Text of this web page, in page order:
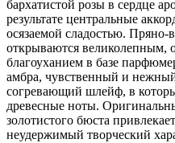
бархатистой розы в сердце
результате центральные
осязаемой сладостью.
открываются великолепным,
благоуханием в базе
амбра, чувственный и
согревающий шлейф, в
древесные ноты.
золотистого бюста
неудержимый творческий